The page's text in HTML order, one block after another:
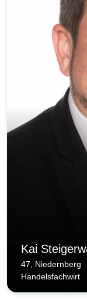
Kai
47, Niedernberg
Handelsfachwirt